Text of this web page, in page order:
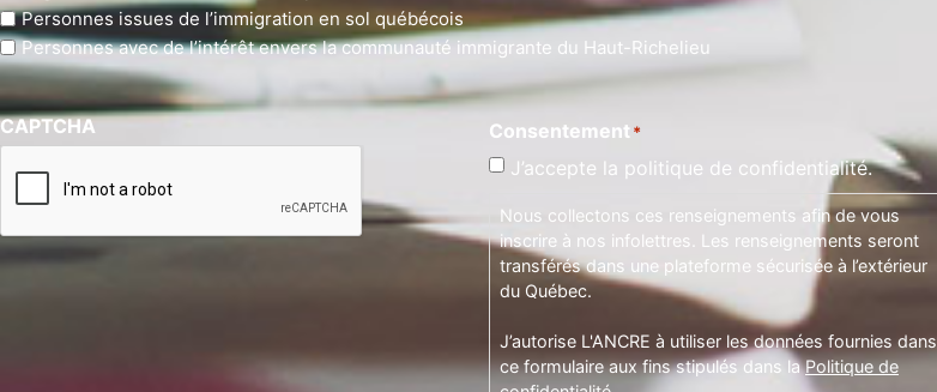
Personnes issues de l’immigration en sol québécois
Personnes avec de l’intérêt envers la communauté immigrante du Haut-Richelieu
CAPTCHA Consentement*
J’accepte la politique de confidentialité.
Nous collectons ces renseignements afin de vous
inscrire à nos infolettres. Les renseignements seront
transférés dans une plateforme sécurisée à l’extérieur
du Québec.
J’autorise L'ANCRE à utiliser les données fournies dans
ce formulaire aux fins stipulés dans laPolitique de